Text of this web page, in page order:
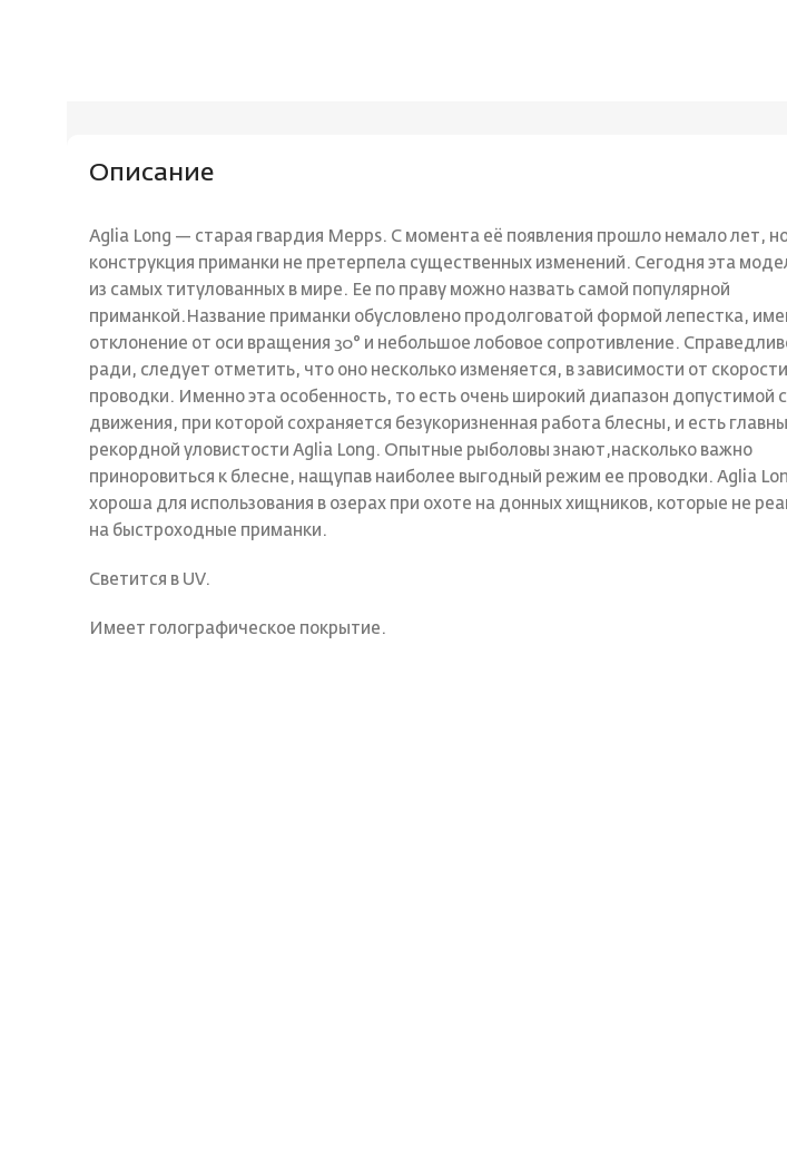
Описание
Aglia Long — cтарая гвардия Mepps. С момента её появления прошло немало лет,
конструкция приманки не претерпела существенных изменений. Сегодня эта
из самых титулованных в мире. Ее по праву можно назвать самой популярной
приманкой.Название приманки обусловлено продолговатой формой лепестка,
отклонение от оси вращения 30° и небольшое лобовое сопротивление.
ради, следует отметить, что оно несколько изменяется, в зависимости от скорости
проводки. Именно эта особенность, то есть очень широкий диапазон допустимой
движения, при которой сохраняется безукоризненная работа блесны, и есть
рекордной уловистости Aglia Long. Опытные рыболовы знают,насколько важно
приноровиться к блесне, нащупав наиболее выгодный режим ее проводки. Aglia
хороша для использования в озерах при охоте на донных хищников, которые не
на быстроходные приманки.
Светится в UV.
Имеет голографическое покрытие.